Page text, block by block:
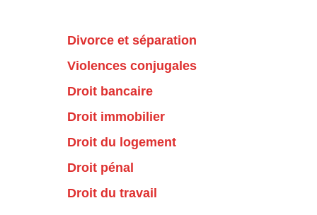
Divorce et séparation
Violences conjugales
Droit bancaire
Droit immobilier
Droit du logement
Droit pénal
Droit du travail